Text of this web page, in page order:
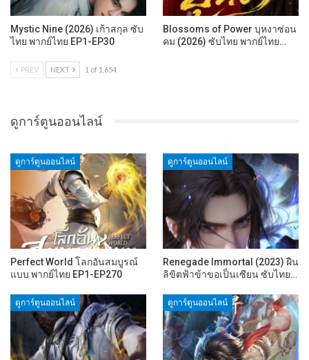
Mystic Nine (2026) เก้าสกุล ซับ
ไทย พากย์ไทย EP1-EP30
Blossoms of Power บุหงาซ่อน
คม (2026) ซับไทย พากย์ไทย…
PREV NEXT 1 of 1,654
ดูการ์ตูนออนไลน์
ดูการ์ตูนออนไลน์
Perfect World โลกอันสมบูรณ์
แบบ พากย์ไทย EP1-EP270
ดูการ์ตูนออนไลน์
Renegade Immortal (2023) ฝืน
ลิขิตฟ้าข้าขอเป็นเซียน ซับไทย…
ดูการ์ตูนออนไลน์ ดูการ์ตูนออนไลน์